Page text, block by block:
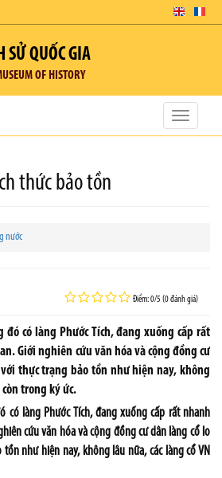
SỬ QUỐC GIA
OF HISTORY
Toggle
thức bảo tồn
nước
Điểm: 0/5 (0 đánh giá)
đó có làng Phước Tích, đang xuống cấp rất
Giới nghiên cứu văn hóa và cộng đồng cư
thực trạng bảo tồn như hiện nay, không
còn trong ký ức.
có làng Phước Tích, đang xuống cấp rất nhanh
cứu văn hóa và cộng đồng cư dân làng cổ lo
như hiện nay, không lâu nữa, các làng cổ VN